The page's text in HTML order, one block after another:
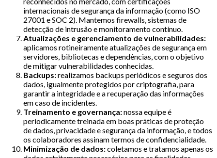
internacionais de segurança da informação (como ISO
27001 e SOC 2). Mantemos firewalls, sistemas de
detecção de intrusão e monitoramento contínuo.
Atualizações e gerenciamento de vulnerabilidades:
aplicamos rotineiramente atualizações de segurança em
servidores, bibliotecas e dependências, com o objetivo
de mitigar vulnerabilidades conhecidas.
Backups:realizamos backups periódicos e seguros dos
dados, igualmente protegidos por criptografia, para
garantir a integridade e a recuperação das informações
em caso de incidentes.
Treinamento e governança:nossa equipe é
periodicamente treinada em boas práticas de proteção
de dados, privacidade e segurança da informação, e todos
os colaboradores assinam termos de confidencialidade.
Minimização de dados:coletamos e tratamos apenas os